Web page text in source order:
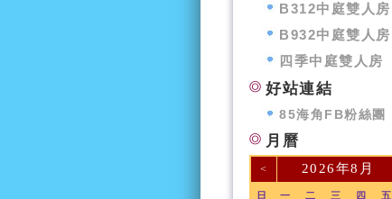
B312中庭雙人房
B932中庭雙人房
四季中庭雙人房
好站連結
85海角FB粉絲團
月曆
< 2026年8月
日 一 二 三 四 五